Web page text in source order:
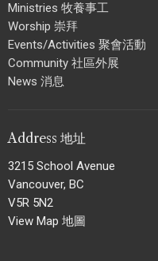
Ministries 牧養事工
Worship 崇拜
Events/Activities 聚會活動
Community 社區外展
News 消息
Address 地址
3215 School Avenue
Vancouver, BC
V5R 5N2
View Map 地圖